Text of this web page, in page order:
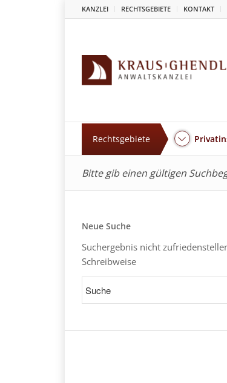
KANZLEI RECHTSGEBIETE KONTAKT
Rechtsgebiete
Bitte gib einen gültigen
Neue Suche
Suchergebnis nicht
Schreibweise